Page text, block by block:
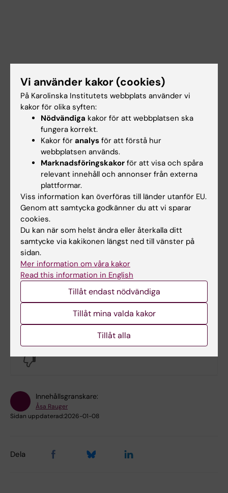
Dokument
Länkar
Lokalbokning för medarbetare
Bokningsbara lokaler på campus Flemingsberg
Hade du nytta av informationen på denna sida?
Yes
No
Innehållsgranskare:
Åsa Rauger
Sidan uppdaterad:2026-01-08
Dela
Vi använder kakor (cookies)
På Karolinska Institutets webbplats använder vi
kakor för olika syften:
Nödvändiga kakor för att webbplatsen ska
fungera korrekt.
Kakor för analys för att förstå hur
webbplatsen används.
Marknadsföringskakor för att visa och spåra
relevant innehåll och annonser från externa
plattformar.
Viss information kan överföras till länder utanför EU.
Genom att samtycka godkänner du att vi sparar
cookies.
Du kan när som helst ändra eller återkalla ditt
samtycke via kakikonen längst ned till vänster på
sidan.
Mer information om våra kakor
Read this information in English
Tillåt endast nödvändiga
Tillåt mina valda kakor
Tillåt alla